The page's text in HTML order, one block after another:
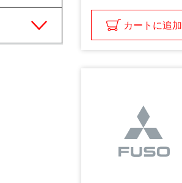
カートに追加